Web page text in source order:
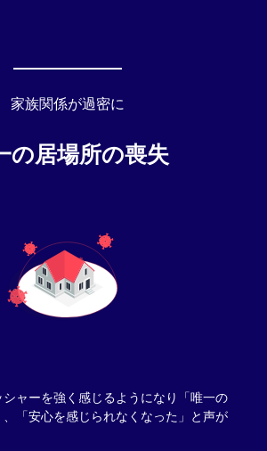
家族関係が過密に
の居場所の喪失
ャーを強く感じるようになり「唯一の
、「安心を感じられなくなった」と声が